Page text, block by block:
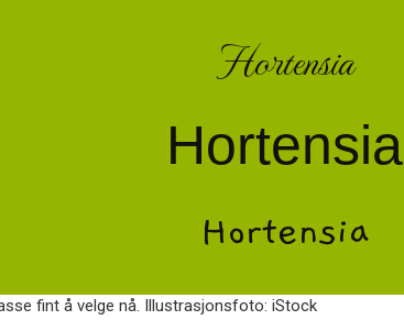
Hortensia
Hortensia
Hortensia
fint å velge nå. Illustrasjonsfoto: iStock